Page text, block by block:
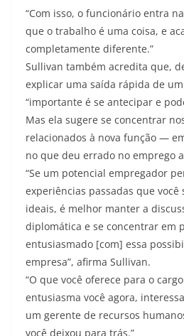
“Com isso, o funcionário entra
que o trabalho é uma coisa, e
completamente diferente.”
Sullivan também acredita que,
explicar uma saída rápida de
“importante é se antecipar e
Mas ela sugere se concentrar
relacionados à nova função —
no que deu errado no emprego
“Se um potencial empregador
experiências passadas que
ideais, é melhor manter a
diplomática e se concentrar em
entusiasmado [com] essa
empresa”, afirma Sullivan.
“O que você oferece para o
entusiasma você agora,
um gerente de recursos
você deixou para trás.”